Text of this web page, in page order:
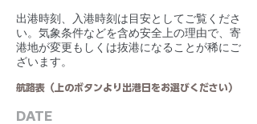
​出港時刻、入港時刻は目安としてご覧くださ
い。気象条件などを含め安全上の理由で、寄
港地が変更もしくは抜港になることが稀にご
ざいます。
航路表（上のボタンより出港日をお選びください）
DATE